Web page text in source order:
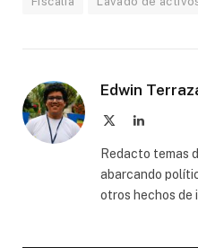
Edwin
LinkedIn
Redacto temas
abarcando
otros hechos de